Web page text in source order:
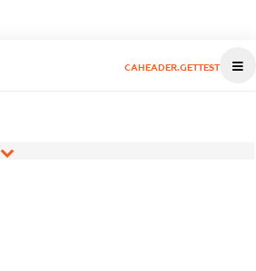
CAHEADER.GETTEST